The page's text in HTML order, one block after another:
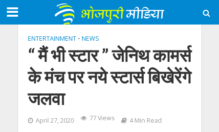
ENTERTAINMENT • NEWS
“ मैं भी स्टार ” जेनिथ कामर्स
के मंच पर नये स्टार्स बिखेरेंगे
जलवा
April 27, 2020 77 Views 4 Min Read